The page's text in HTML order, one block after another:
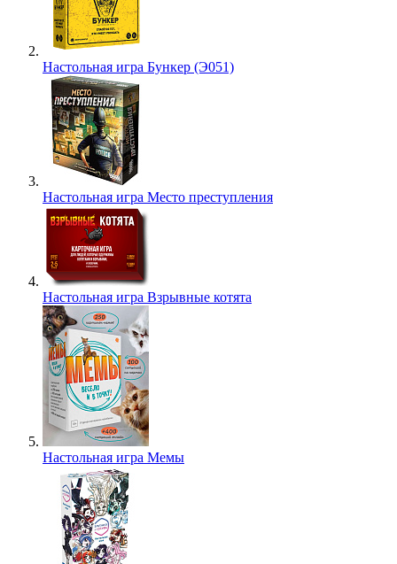
Настольная игра Бункер (Э051)
Настольная игра Место преступления
Настольная игра Взрывные котята
Настольная игра Мемы